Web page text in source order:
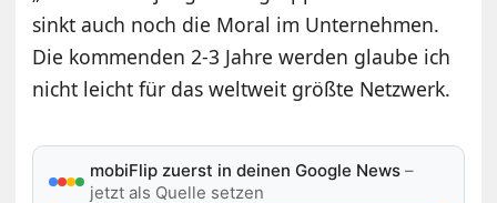
sinkt auch noch die Moral im Unternehmen.
Die kommenden 2-3 Jahre werden glaube ich
nicht leicht für das weltweit größte Netzwerk.
mobiFlip zuerst in deinen Google News –
jetzt als Quelle setzen